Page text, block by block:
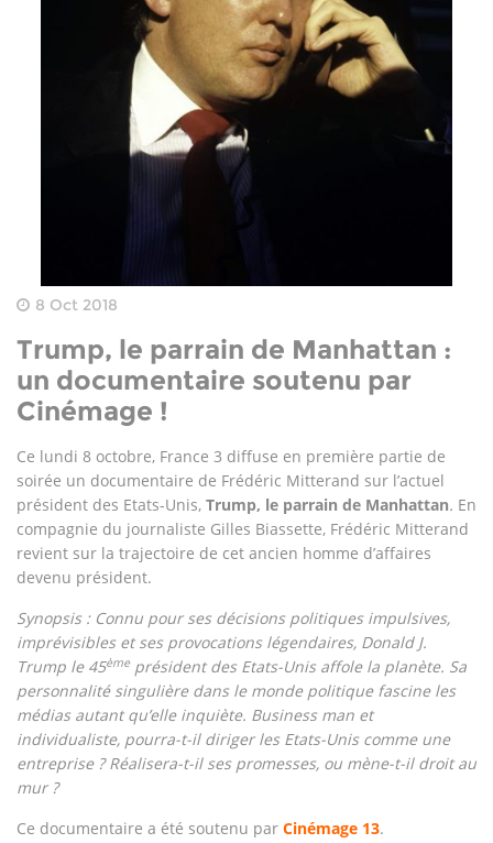
8 Oct 2018
Trump, le parrain de Manhattan :
un documentaire soutenu par
Cinémage !
Ce lundi 8 octobre, France 3 diffuse en première partie de
soirée un documentaire de Frédéric Mitterand sur l’actuel
président des Etats-Unis, Trump, le parrain de Manhattan. En
compagnie du journaliste Gilles Biassette, Frédéric Mitterand
revient sur la trajectoire de cet ancien homme d’affaires
devenu président.
Synopsis : Connu pour ses décisions politiques impulsives,
imprévisibles et ses provocations légendaires, Donald J.
Trump le 45ème président des Etats-Unis affole la planète. Sa
personnalité singulière dans le monde politique fascine les
médias autant qu’elle inquiète. Business man et
individualiste, pourra-t-il diriger les Etats-Unis comme une
entreprise ? Réalisera-t-il ses promesses, ou mène-t-il droit au
mur ?
Ce documentaire a été soutenu par Cinémage 13.